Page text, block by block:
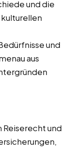
und die
und
aus
Reiserecht und